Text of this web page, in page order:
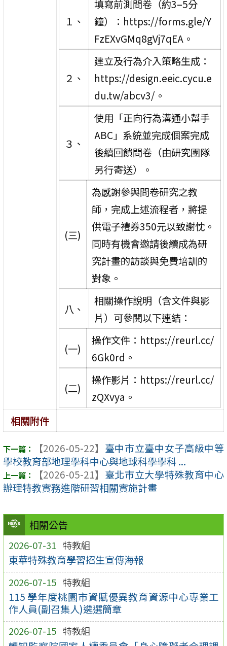
相關公告
2026-07-31 特教組
東華特殊教育學習招生宣傳海報
2026-07-15 特教組
115 學年度桃園市資賦優異教育資源中心專業工
作人員(副召集人)遴選簡章
2026-07-15 特教組
１、
填寫前測問卷（約3–5分
鐘）：https://forms.gle/Y
FzEXvGMq8gVj7qEA。
２、
建立及行為介入策略生成：
https://design.eeic.cycu.e
du.tw/abcv3/。
３、
使用「正向行為溝通小幫手
ABC」系統並完成個案完成
後續回饋問卷（由研究團隊
另行寄送）。
(三)
為感謝參與問卷研究之教
師，完成上述流程者，將提
供電子禮券350元以致謝忱。
同時有機會邀請後續成為研
究計畫的訪談與免費培訓的
對象。
八、
相關操作說明（含文件與影
片）可參閱以下連結：
(一)
操作文件：https://reurl.cc/
6Gk0rd。
(二)
操作影片：https://reurl.cc/
zQXvya。
相關附件
【2026-05-22】 臺中市立臺中女子高級中等
學校教育部地理學科中心與地球科學學科 ...
【2026-05-21】 臺北市立大學特殊教育中心
辦理特教實務進階研習相關實施計畫